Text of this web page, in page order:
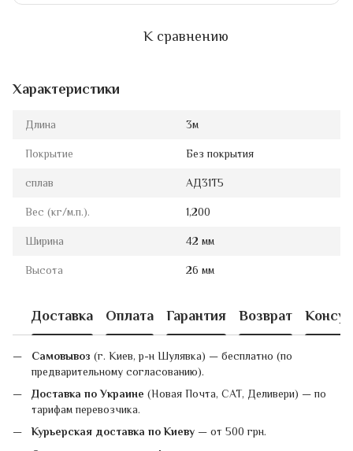
К сравнению
Характеристики
Длина 3м
Покрытие Без покрытия
сплав АД31Т5
Вес (кг/м.п.). 1,200
Ширина 42 мм
Высота 26 мм
Доставка Оплата Гарантия Возврат
Самовывоз (г. Киев, р-н Шулявка) — бесплатно (по
предварительному согласованию).
Доставка по Украине (Новая Почта, САТ, Деливери) — по
тарифам перевозчика.
Курьерская доставка по Киеву — от 500 грн.